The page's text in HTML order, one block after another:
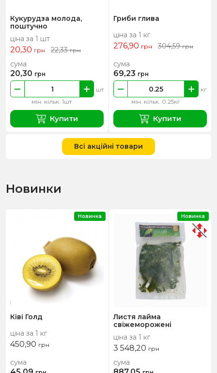
Кукурудза молода,
поштучно
ціна за 1 шт
20,30 грн 22,33грн
мін. кільк. 1шт
шт
сума
20,30 грн
Купити
Гриби глива
ціна за 1 кг
276,90 грн 304,59грн
мін. кільк. 0.25кг
кг
сума
69,23 грн
Купити
Всі акційні товари
Новинки
Ківі Голд
ціна за 1 кг
450,90 грн
сума
Новинка
Листя лайма
свіжеморожені
ціна за 1 кг
3 548,20 грн
сума
Новинка